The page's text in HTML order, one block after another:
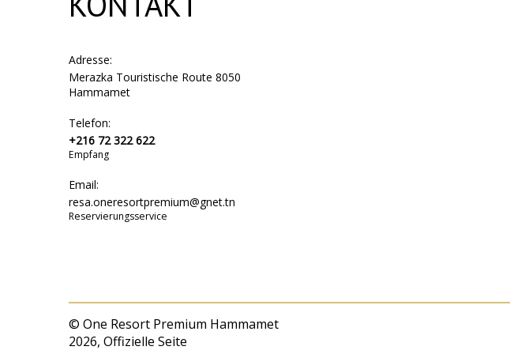
Adresse:
Merazka Touristische Route 8050
Hammamet
Telefon:
+216 72 322 622
Empfang
Email:
resa.oneresortpremium@gnet.tn
Reservierungsservice
© One Resort Premium Hammamet
2026, Offizielle Seite